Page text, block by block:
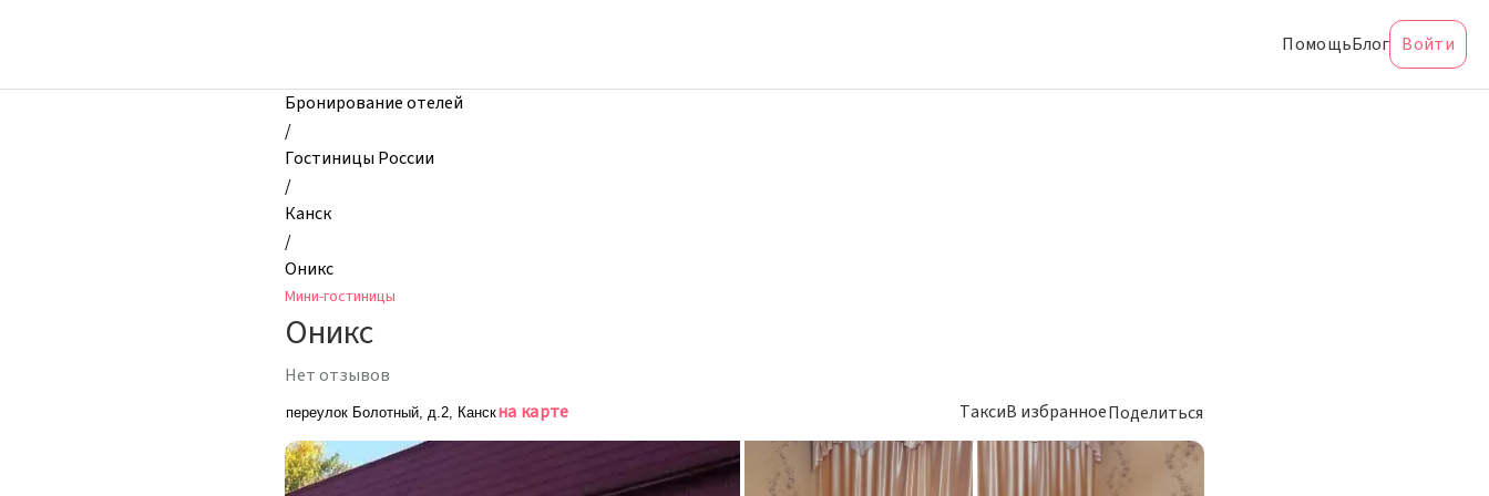
гостиницы,
ПомощьБлог Войти
Бронирование отелей
/
Гостиницы России
/
Канск
/
Оникс
Мини-гостиницы
Оникс
Нет отзывов
переулок Болотный, д.2, Канскна карте ТаксиВ избранноеПоделиться